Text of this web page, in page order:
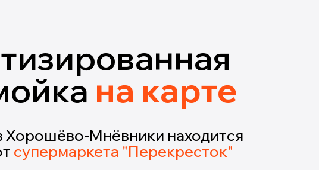
на карте
Хорошёво-Мнёвники находится
супермаркета "Перекресток"